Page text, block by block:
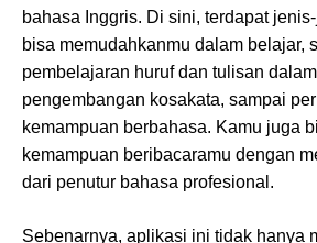
bahasa Inggris. Di sini, terdapat
bisa memudahkanmu dalam belajar,
pembelajaran huruf dan tulisan
pengembangan kosakata, sampai
kemampuan berbahasa. Kamu juga
kemampuan beribacaramu dengan
dari penutur bahasa profesional.
Sebenarnya, aplikasi ini tidak hanya